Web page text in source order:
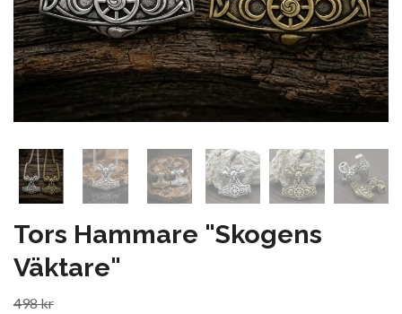
Tors Hammare "Skogens
Väktare"
498 kr